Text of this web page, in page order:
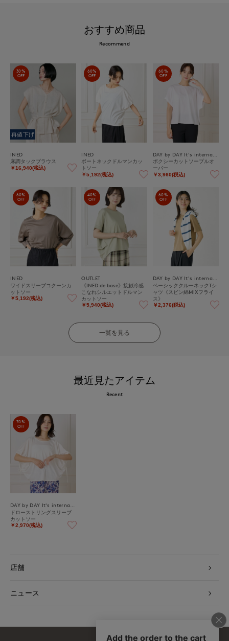
おすすめ商品
Recommend
30%
OFF
再値下げ
INED
麻調タックブラウス
￥16,940(税込)
60%
OFF
INED
ボートネックドルマンカッ
トソー
￥5,192(税込)
60%
OFF
ボクシーカットソープルオ
ーバー
￥3,960(税込)
60%
OFF
INED
ワイドスリーブコクーンカ
ットソー
￥5,192(税込)
40%
OFF
OUTLET
《INED de base》接触冷感
こなれシルエットドルマン
カットソー
￥5,940(税込)
60%
OFF
ベーシッククルーネックTシ
ャツ《スビン綿MIXフライ
ス》
￥2,376(税込)
一覧を見る
最近見たアイテム
Recent
70%
OFF
ドローストリングスリーブ
カットソー
￥2,970(税込)
店舗
ニュース